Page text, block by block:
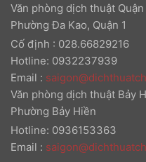
Văn phòng dịch thuật
Phường Đa Kao, Quận 1
Cố định : 028.66829216
Hotline: 0932237939
Email :
Văn phòng dịch thuật Bảy
Phường Bảy Hiền
Hotline: 0936153363
Email :